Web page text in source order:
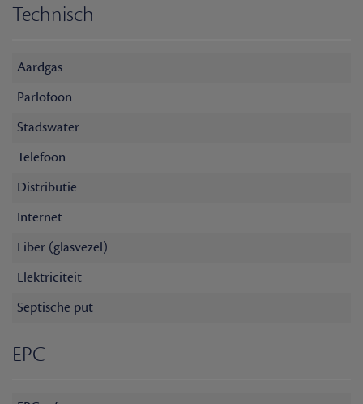
Technisch
Aardgas
Parlofoon
Stadswater
Telefoon
Distributie
Internet
Fiber (glasvezel)
Elektriciteit
Septische put
EPC